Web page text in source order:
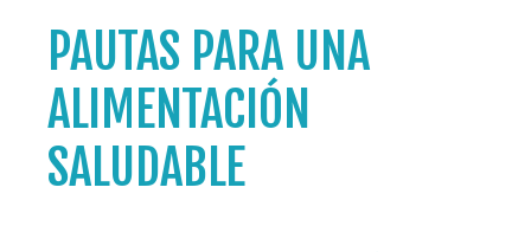
PAUTAS PARA UNA
ALIMENTACIÓN
SALUDABLE